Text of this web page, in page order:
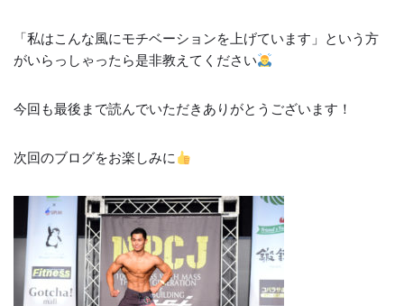
「私はこんな風にモチベーションを上げています」という方
がいらっしゃったら是非教えてください
今回も最後まで読んでいただきありがとうございます！
次回のブログをお楽しみに